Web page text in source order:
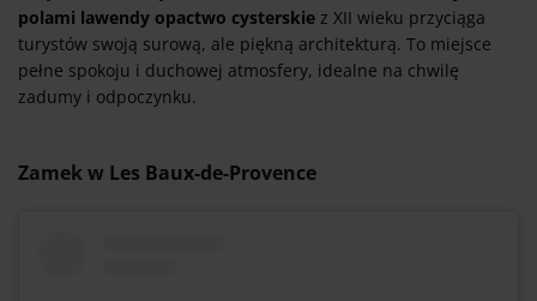
polami lawendy opactwo cysterskie z XII wieku przyciąga
turystów swoją surową, ale piękną architekturą. To miejsce
pełne spokoju i duchowej atmosfery, idealne na chwilę
zadumy i odpoczynku.
Zamek w Les Baux-de-Provence